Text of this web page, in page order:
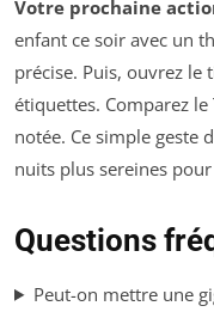
Votre prochaine
enfant ce soir avec un
précise. Puis, ouvrez le
étiquettes. Comparez
notée. Ce simple geste
nuits plus sereines
Questions
Peut-on mettre une